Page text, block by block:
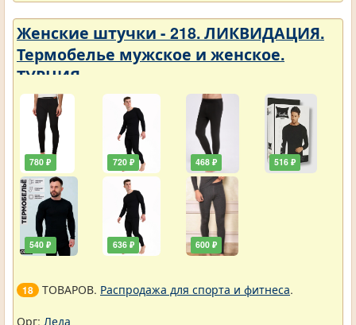
Женские штучки - 218. ЛИКВИДАЦИЯ.
Термобелье мужское и женское.
ТУРЦИЯ
780 ₽
540 ₽
720 ₽
636 ₽
468 ₽
600 ₽
516 ₽
18 ТОВАРОВ. Распродажа для спорта и фитнеса.
Орг: Леда